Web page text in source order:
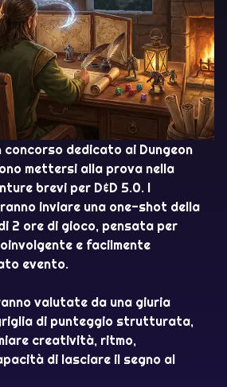
concorso dedicato ai Dungeon
mettersi alla prova nella
brevi per D&D 5.0. I
inviare una one-shot della
2 ore di gioco, pensata per
e facilmente
evento.
valutate da una giuria
di punteggio strutturata,
creatività, ritmo,
di lasciare il segno al